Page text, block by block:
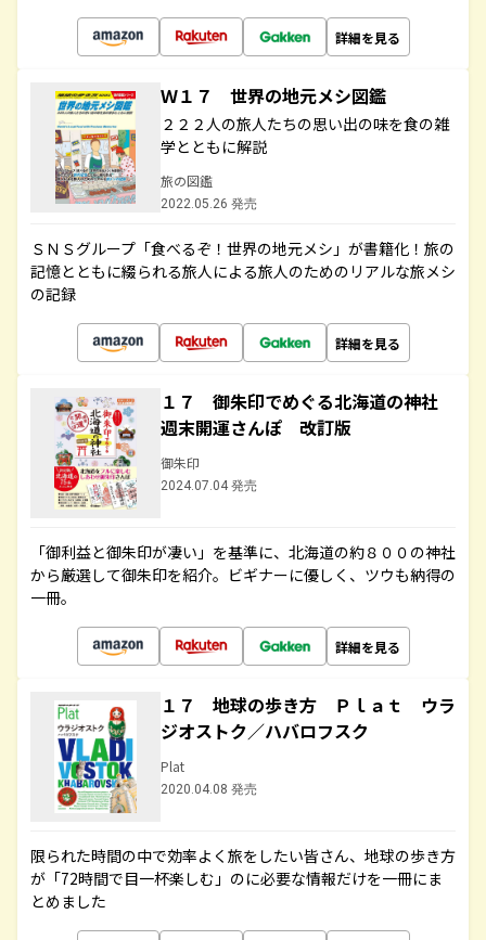
詳細を見る
Ｗ１７ 世界の地元メシ図鑑
２２２人の旅人たちの思い出の味を食の雑
学とともに解説
旅の図鑑
2022.05.26 発売
ＳＮＳグループ「食べるぞ！世界の地元メシ」が書籍化！旅の
記憶とともに綴られる旅人による旅人のためのリアルな旅メシ
の記録
詳細を見る
１７ 御朱印でめぐる北海道の神社
週末開運さんぽ 改訂版
御朱印
2024.07.04 発売
「御利益と御朱印が凄い」を基準に、北海道の約８００の神社
から厳選して御朱印を紹介。ビギナーに優しく、ツウも納得の
一冊。
詳細を見る
１７ 地球の歩き方 Ｐｌａｔ ウラ
ジオストク／ハバロフスク
Plat
2020.04.08 発売
限られた時間の中で効率よく旅をしたい皆さん、地球の歩き方
が「72時間で目一杯楽しむ」のに必要な情報だけを一冊にま
とめました